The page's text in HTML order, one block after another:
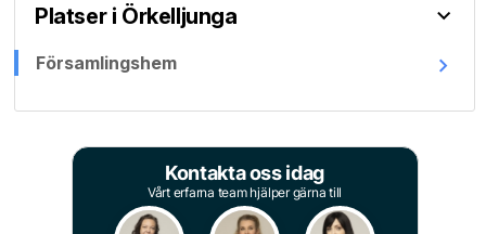
Platser i Örkelljunga
Församlingshem
Kontakta oss idag
Vårt erfarna team hjälper gärna till